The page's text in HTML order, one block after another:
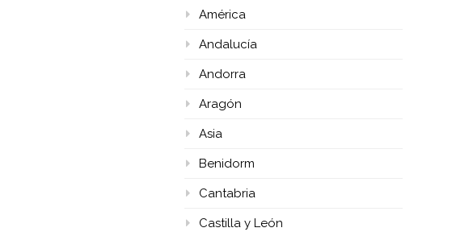
América
Andalucía
Andorra
Aragón
Asia
Benidorm
Cantabria
Castilla y León